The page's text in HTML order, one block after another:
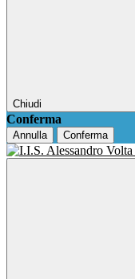
Chiudi
Conferma
Annulla Conferma